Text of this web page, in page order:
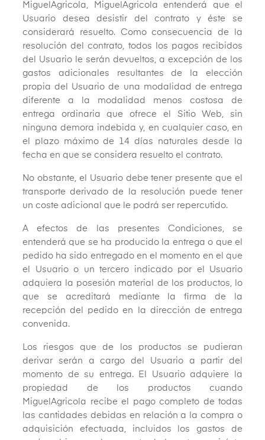
MiguelAgricola, MiguelAgricola entenderá que el
Usuario desea desistir del contrato y éste se
considerará resuelto. Como consecuencia de la
resolución del contrato, todos los pagos recibidos
del Usuario le serán devueltos, a excepción de los
gastos adicionales resultantes de la elección
propia del Usuario de una modalidad de entrega
diferente a la modalidad menos costosa de
entrega ordinaria que ofrece el Sitio Web, sin
ninguna demora indebida y, en cualquier caso, en
el plazo máximo de 14 días naturales desde la
fecha en que se considera resuelto el contrato.
No obstante, el Usuario debe tener presente que el
transporte derivado de la resolución puede tener
un coste adicional que le podrá ser repercutido.
A efectos de las presentes Condiciones, se
entenderá que se ha producido la entrega o que el
pedido ha sido entregado en el momento en el que
el Usuario o un tercero indicado por el Usuario
adquiera la posesión material de los productos, lo
que se acreditará mediante la firma de la
recepción del pedido en la dirección de entrega
convenida.
Los riesgos que de los productos se pudieran
derivar serán a cargo del Usuario a partir del
momento de su entrega. El Usuario adquiere la
propiedad de los productos cuando
MiguelAgricola recibe el pago completo de todas
las cantidades debidas en relación a la compra o
adquisición efectuada, incluidos los gastos de